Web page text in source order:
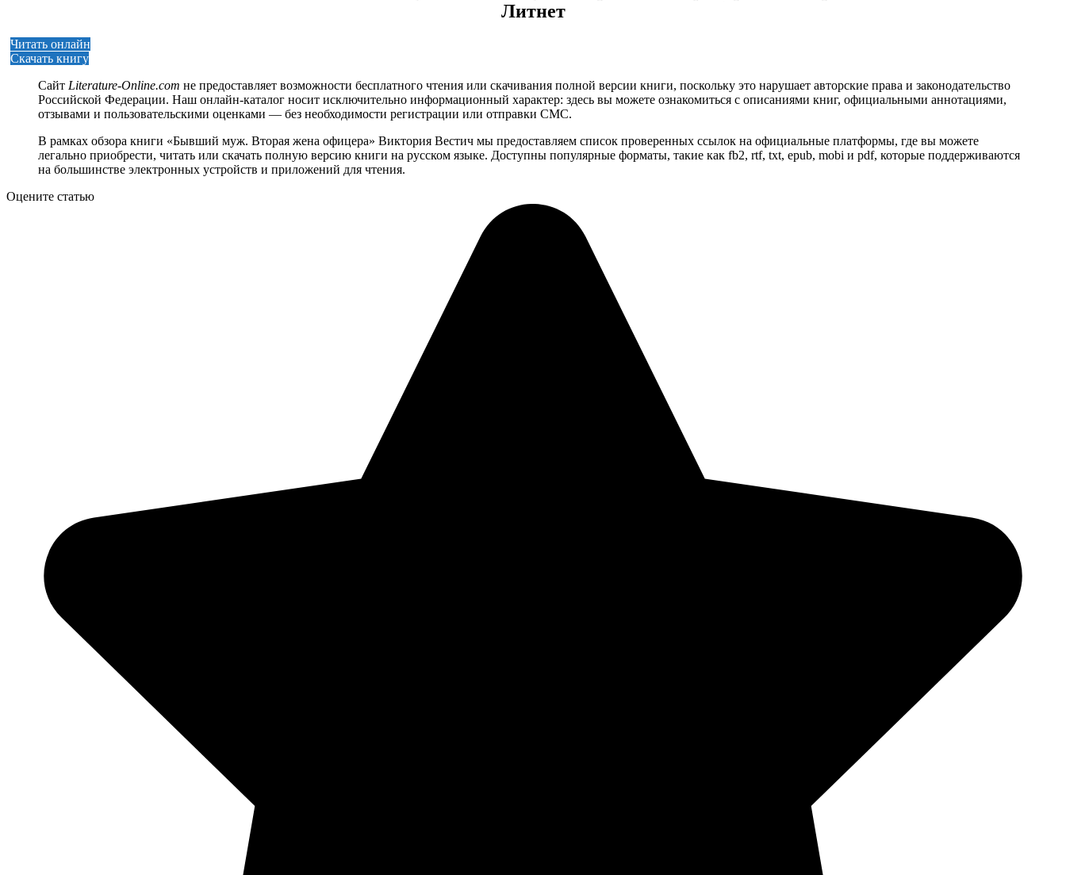
Литнет
Читать онлайн
Скачать книгу
Сайт Literature-Online.com не предоставляет возможности бесплатного чтения или скачивания полной версии книги, поскольку это нарушает авторские права и законодательство
Российской Федерации. Наш онлайн-каталог носит исключительно информационный характер: здесь вы можете ознакомиться с описаниями книг, официальными аннотациями,
отзывами и пользовательскими оценками — без необходимости регистрации или отправки СМС.
В рамках обзора книги «Бывший муж. Вторая жена офицера» Виктория Вестич мы предоставляем список проверенных ссылок на официальные платформы, где вы можете
легально приобрести, читать или скачать полную версию книги на русском языке. Доступны популярные форматы, такие как fb2, rtf, txt, epub, mobi и pdf, которые поддерживаются
на большинстве электронных устройств и приложений для чтения.
Оцените статью